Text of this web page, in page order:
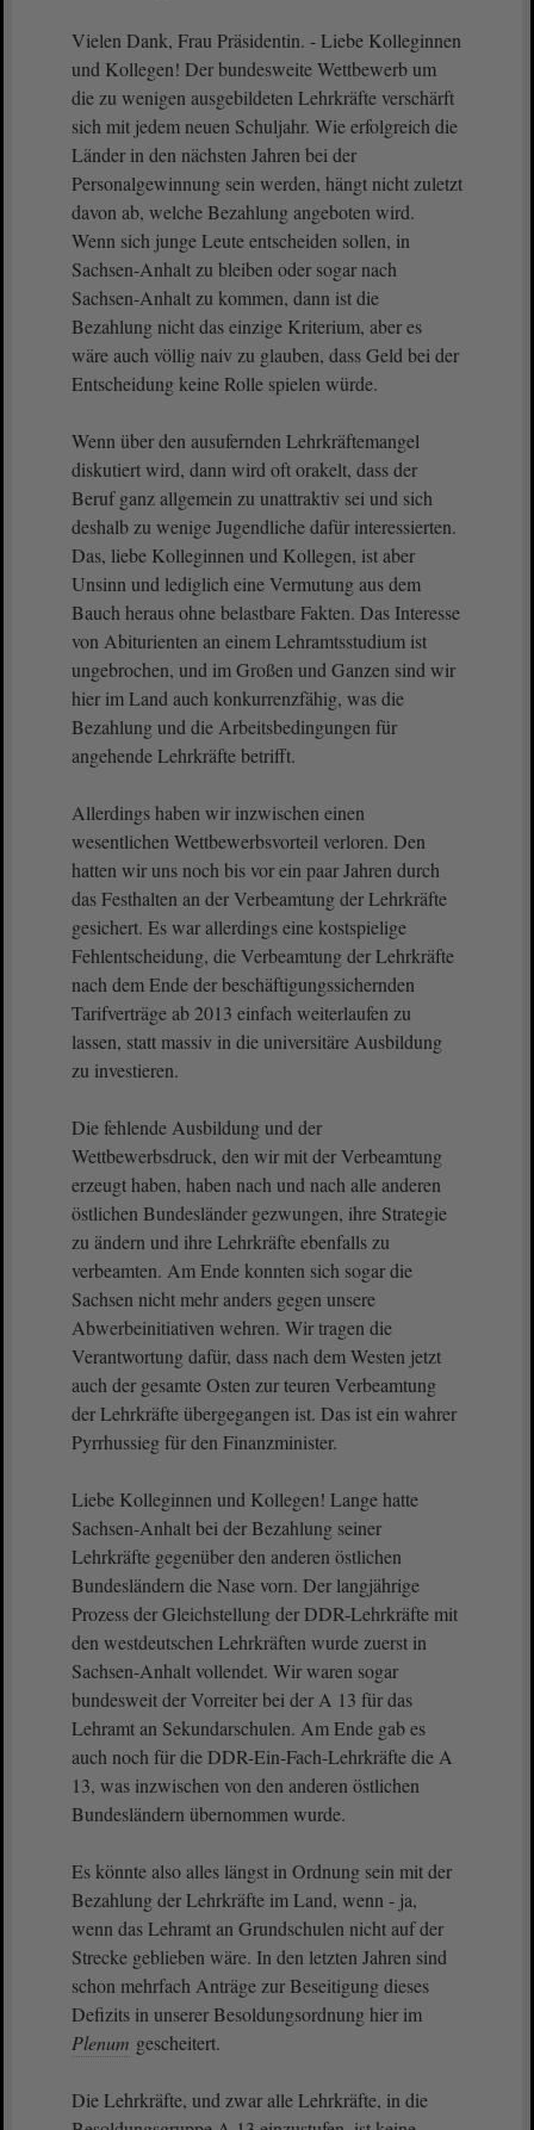
Vielen Dank, Frau Präsidentin. - Liebe Kolleginnen
und Kollegen! Der bundesweite Wettbewerb um
die zu wenigen ausgebildeten Lehrkräfte verschärft
sich mit jedem neuen Schuljahr. Wie erfolgreich die
Länder in den nächsten Jahren bei der
Personalgewinnung sein werden, hängt nicht zuletzt
davon ab, welche Bezahlung angeboten wird.
Wenn sich junge Leute entscheiden sollen, in
Sachsen-Anhalt zu bleiben oder sogar nach
Sachsen-Anhalt zu kommen, dann ist die
Bezahlung nicht das einzige Kriterium, aber es
wäre auch völlig naiv zu glauben, dass Geld bei der
Entscheidung keine Rolle spielen würde.
Wenn über den ausufernden Lehrkräftemangel
diskutiert wird, dann wird oft orakelt, dass der
Beruf ganz allgemein zu unattraktiv sei und sich
deshalb zu wenige Jugendliche dafür interessierten.
Das, liebe Kolleginnen und Kollegen, ist aber
Unsinn und lediglich eine Vermutung aus dem
Bauch heraus ohne belastbare Fakten. Das Interesse
von Abiturienten an einem Lehramtsstudium ist
ungebrochen, und im Großen und Ganzen sind wir
hier im Land auch konkurrenzfähig, was die
Bezahlung und die Arbeitsbedingungen für
angehende Lehrkräfte betrifft.
Allerdings haben wir inzwischen einen
wesentlichen Wettbewerbsvorteil verloren. Den
hatten wir uns noch bis vor ein paar Jahren durch
das Festhalten an der Verbeamtung der Lehrkräfte
gesichert. Es war allerdings eine kostspielige
Fehlentscheidung, die Verbeamtung der Lehrkräfte
nach dem Ende der beschäftigungssichernden
Tarifverträge ab 2013 einfach weiterlaufen zu
lassen, statt massiv in die universitäre Ausbildung
zu investieren.
Die fehlende Ausbildung und der
Wettbewerbsdruck, den wir mit der Verbeamtung
erzeugt haben, haben nach und nach alle anderen
östlichen Bundesländer gezwungen, ihre Strategie
zu ändern und ihre Lehrkräfte ebenfalls zu
verbeamten. Am Ende konnten sich sogar die
Sachsen nicht mehr anders gegen unsere
Abwerbeinitiativen wehren. Wir tragen die
Verantwortung dafür, dass nach dem Westen jetzt
auch der gesamte Osten zur teuren Verbeamtung
der Lehrkräfte übergegangen ist. Das ist ein wahrer
Pyrrhussieg für den Finanzminister.
Liebe Kolleginnen und Kollegen! Lange hatte
Sachsen-Anhalt bei der Bezahlung seiner
Lehrkräfte gegenüber den anderen östlichen
Bundesländern die Nase vorn. Der langjährige
Prozess der Gleichstellung der DDR-Lehrkräfte mit
den westdeutschen Lehrkräften wurde zuerst in
Sachsen-Anhalt vollendet. Wir waren sogar
bundesweit der Vorreiter bei der A 13 für das
Lehramt an Sekundarschulen. Am Ende gab es
auch noch für die DDR-Ein-Fach-Lehrkräfte die A
13, was inzwischen von den anderen östlichen
Bundesländern übernommen wurde.
Es könnte also alles längst in Ordnung sein mit der
Bezahlung der Lehrkräfte im Land, wenn - ja,
wenn das Lehramt an Grundschulen nicht auf der
Strecke geblieben wäre. In den letzten Jahren sind
schon mehrfach Anträge zur Beseitigung dieses
Defizits in unserer Besoldungsordnung hier im
Plenum gescheitert.
Die Lehrkräfte, und zwar alle Lehrkräfte, in die